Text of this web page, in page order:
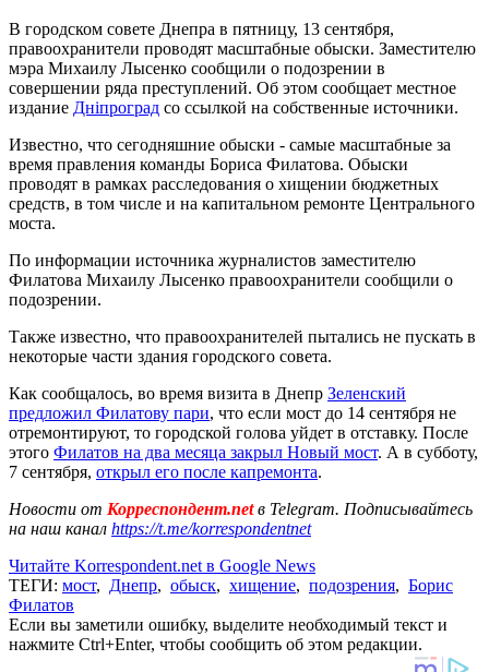
В городском совете Днепра в пятницу, 13 сентября,
правоохранители проводят масштабные обыски. Заместителю
мэра Михаилу Лысенко сообщили о подозрении в
совершении ряда преступлений. Об этом сообщает местное
издание Дніпроград со ссылкой на собственные источники.
Известно, что сегодняшние обыски - самые масштабные за
время правления команды Бориса Филатова. Обыски
проводят в рамках расследования о хищении бюджетных
средств, в том числе и на капитальном ремонте Центрального
моста.
По информации источника журналистов заместителю
Филатова Михаилу Лысенко правоохранители сообщили о
подозрении.
Также известно, что правоохранителей пытались не пускать в
некоторые части здания городского совета.
Как сообщалось, во время визита в Днепр Зеленский
предложил Филатову пари, что если мост до 14 сентября не
отремонтируют, то городской голова уйдет в отставку. После
этого Филатов на два месяца закрыл Новый мост. А в субботу,
7 сентября, открыл его после капремонта.
Новости от Корреспондент.netв Telegram. Подписывайтесь
на наш канал https://t.me/korrespondentnet
Читайте Korrespondent.net в Google News
ТЕГИ: мост, Днепр, обыск, хищение, подозрения, Борис
Филатов
Если вы заметили ошибку, выделите необходимый текст и
нажмите Ctrl+Enter, чтобы сообщить об этом редакции.